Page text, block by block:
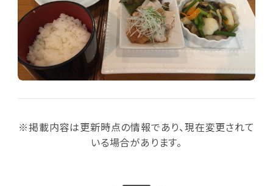
※掲載内容は更新時点の情報であり、現在変更されて
いる場合があります。